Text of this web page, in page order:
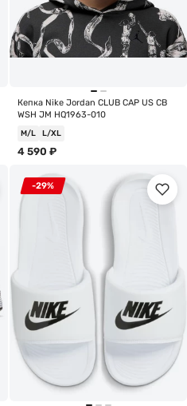
Кепка Nike Jordan CLUB CAP US CB
WSH JM HQ1963-010
M/L L/XL
4 590 ₽
-29%